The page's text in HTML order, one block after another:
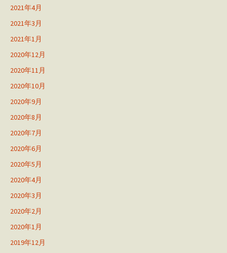
2021年4月
2021年3月
2021年1月
2020年12月
2020年11月
2020年10月
2020年9月
2020年8月
2020年7月
2020年6月
2020年5月
2020年4月
2020年3月
2020年2月
2020年1月
2019年12月